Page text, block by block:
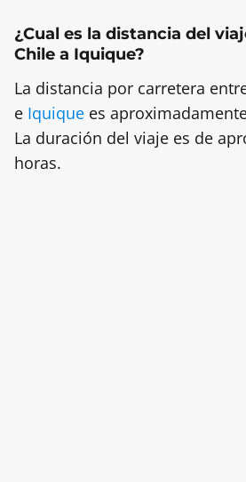
¿Cual es la distancia del
Chile a Iquique?
La distancia por carretera
e Iquique es
La duración del viaje es de
horas.